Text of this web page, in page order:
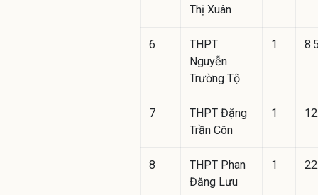
Thị Xuân
6
THPT
Nguyễn
Trường Tộ
1
7
THPT Đặng
Trần Côn
1
8
THPT Phan
Đăng Lưu
1